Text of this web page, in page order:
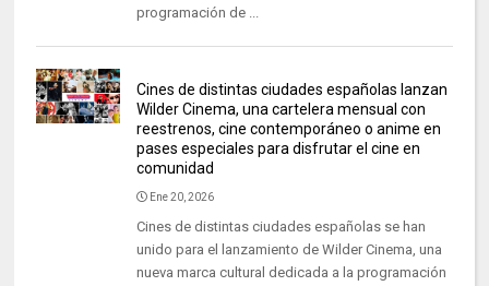
programación de ...
Cines de distintas ciudades españolas lanzan
Wilder Cinema, una cartelera mensual con
reestrenos, cine contemporáneo o anime en
pases especiales para disfrutar el cine en
comunidad
Ene 20, 2026
Cines de distintas ciudades españolas se han
unido para el lanzamiento de Wilder Cinema, una
nueva marca cultural dedicada a la programación